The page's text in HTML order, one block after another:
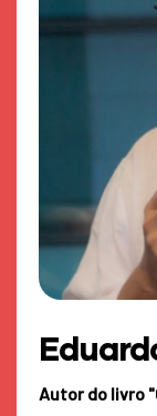
Autor do livro